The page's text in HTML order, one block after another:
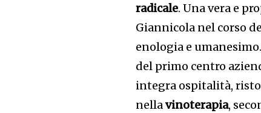
radicale. Una vera e
Giannicola nel corso
enologia e
del primo centro
integra ospitalità,
nellavinoterapia,